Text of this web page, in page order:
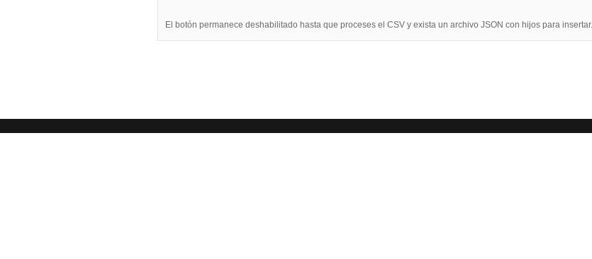
El botón permanece deshabilitado hasta que proceses el CSV y exista un archivo JSON con hijos para insertar.